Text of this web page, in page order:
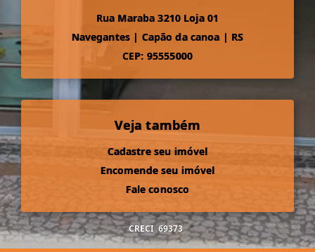
Rua Maraba 3210 Loja 01
Navegantes | Capão da canoa | RS
CEP: 95555000
Veja também
Cadastre seu imóvel
Encomende seu imóvel
Fale conosco
CRECI 69373